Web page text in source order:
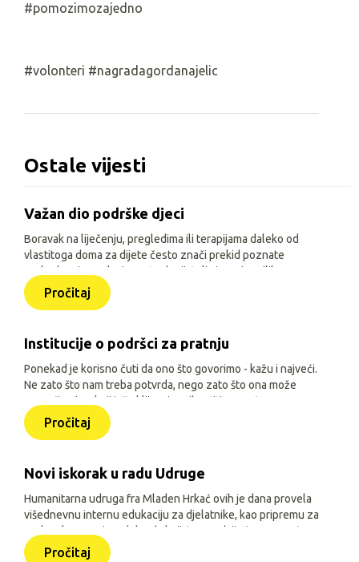
#pomozimozajedno
#volonteri #nagradagordanajelic
Ostale vijesti
Važan dio podrške djeci
Boravak na liječenju, pregledima ili terapijama daleko od
vlastitoga doma za dijete često znači prekid poznate
svakodnevice, odvojenost od prijatelja i manje prilika za
igru, učenje i druženje. Zato je, uz siguran smještaj i
osnovne životne uvjete, važno djeci omogućiti sadržaje
Pročitaj
Institucije o podršci za pratnju
Ponekad je korisno čuti da ono što govorimo - kažu i najveći.
Ne zato što nam treba potvrda, nego zato što ona može
pomoći onima koji još oklijevaju prihvatiti pomoć.
Pročitaj
Novi iskorak u radu Udruge
Humanitarna udruga fra Mladen Hrkać ovih je dana provela
višednevnu internu edukaciju za djelatnike, kao pripremu za
prelazak na novi model rada koji će se odvijati uz pomoć
triju aplikacija: Pomozimo zajedno (javna), HUMH HUB i
Pročitaj